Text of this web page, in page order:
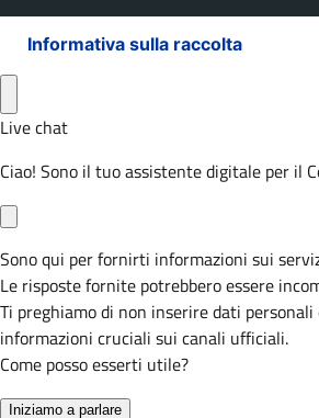
Informativa sulla raccolta